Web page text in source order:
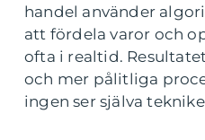
handel använder
att fördela varor och
ofta i realtid.
och mer pålitliga
ingen ser själva